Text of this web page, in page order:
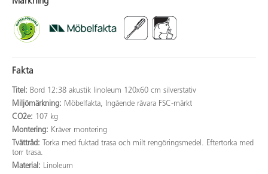
Fakta
Titel: Bord 12:38 akustik linoleum 120x60 cm silverstativ
Miljömärkning: Möbelfakta, Ingående råvara FSC-märkt
CO2e: 107 kg
Montering: Kräver montering
Tvättråd:
Torka med fuktad trasa och milt rengöringsmedel. Eftertorka med
torr trasa.
Material: Linoleum